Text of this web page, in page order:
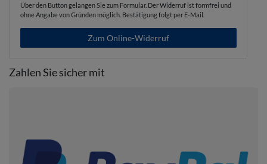
Über den Button gelangen Sie zum Formular. Der Widerruf ist formfrei und
ohne Angabe von Gründen möglich. Bestätigung folgt per E-Mail.
Zum Online-Widerruf
Zahlen Sie sicher mit